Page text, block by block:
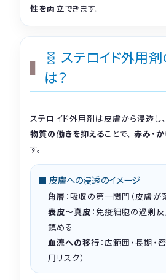
性を両立できます。
🧬 ステロイド外用
は？
ステロイド外用剤は皮膚から浸透し
物質の働きを抑えることで、 赤み・
す。
■ 皮膚への浸透のイメージ
角層 ：吸収の第一関門（皮膚
表皮〜真皮 ：免疫細胞の過剰
鎮める
血流への移行 ：広範囲・長期・
用リスク）